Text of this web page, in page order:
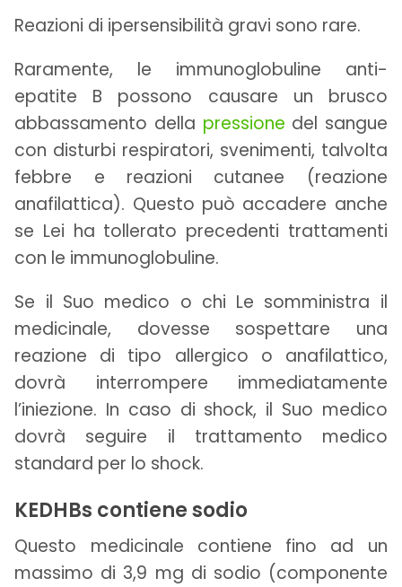
Reazioni di ipersensibilità gravi sono rare.
Raramente, le immunoglobuline anti-
epatite B possono causare un brusco
abbassamento della pressione del sangue
con disturbi respiratori, svenimenti, talvolta
febbre e reazioni cutanee (reazione
anafilattica). Questo può accadere anche
se Lei ha tollerato precedenti trattamenti
con le immunoglobuline.
Se il Suo medico o chi Le somministra il
medicinale, dovesse sospettare una
reazione di tipo allergico o anafilattico,
dovrà interrompere immediatamente
l’iniezione. In caso di shock, il Suo medico
dovrà seguire il trattamento medico
standard per lo shock.
KEDHBs contiene sodio
Questo medicinale contiene fino ad un
massimo di 3,9 mg di sodio (componente